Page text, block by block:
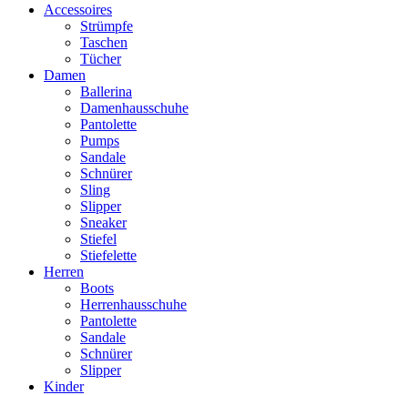
Accessoires
Strümpfe
Taschen
Tücher
Damen
Ballerina
Damenhausschuhe
Pantolette
Pumps
Sandale
Schnürer
Sling
Slipper
Sneaker
Stiefel
Stiefelette
Herren
Boots
Herrenhausschuhe
Pantolette
Sandale
Schnürer
Slipper
Kinder